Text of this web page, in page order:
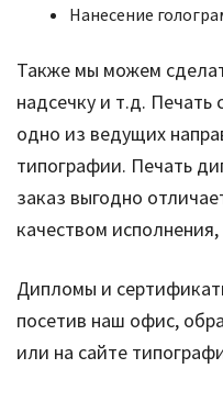
Нанесение
Также мы можем
надсечку и т.д.
одно из ведущих
типографии. Печать
заказ выгодно
качеством
Дипломы и
посетив наш офис,
или на сайте